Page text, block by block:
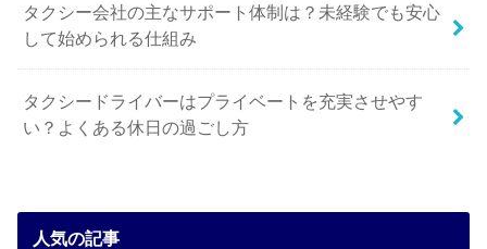
タクシー会社の主なサポート体制は？未経験でも安心
して始められる仕組み
タクシードライバーはプライベートを充実させやす
い？よくある休日の過ごし方
人気の記事